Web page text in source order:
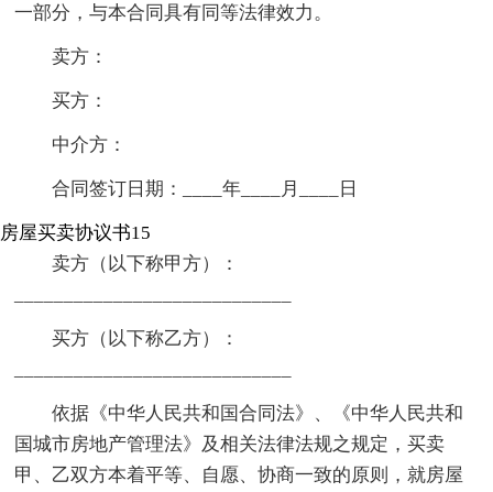
一部分，与本合同具有同等法律效力。
卖方：
买方：
中介方：
合同签订日期：____年____月____日
房屋买卖协议书15
卖方（以下称甲方）：
买方（以下称乙方）：
依据《中华人民共和国合同法》、《中华人民共和
国城市房地产管理法》及相关法律法规之规定，买卖
甲、乙双方本着平等、自愿、协商一致的原则，就房屋